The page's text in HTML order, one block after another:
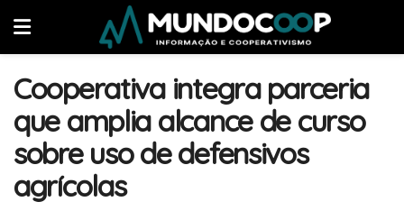
Cooperativa integra parceria
que amplia alcance de curso
sobre uso de defensivos
agrícolas